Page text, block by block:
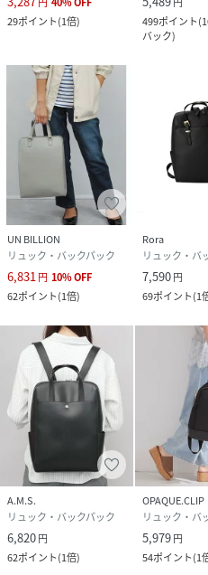
29ポイント(1倍)
499ポイント(
バック)
UN BILLION
リュック・バックパック
6,831円 10%OFF
62ポイント(1倍)
Rora
リュック・バ
7,590円
69ポイント(1
A.M.S.
リュック・バックパック
6,820円
62ポイント(1倍)
OPAQUE.CLIP
リュック・バ
5,979円
54ポイント(1